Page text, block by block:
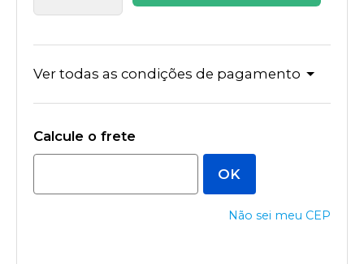
Ver todas as condições de pagamento
Não sei meu CEP